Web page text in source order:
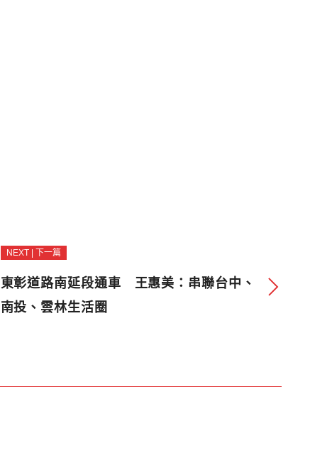
NEXT | 下一篇
東彰道路南延段通車 王惠美：串聯台中、
南投、雲林生活圈